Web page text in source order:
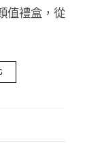
值禮盒，從